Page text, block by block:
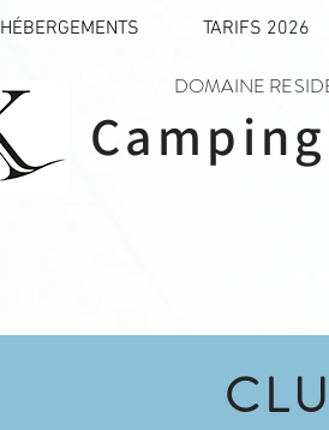
HÉBERGEMENTS TARIFS 2026
DOMAINE